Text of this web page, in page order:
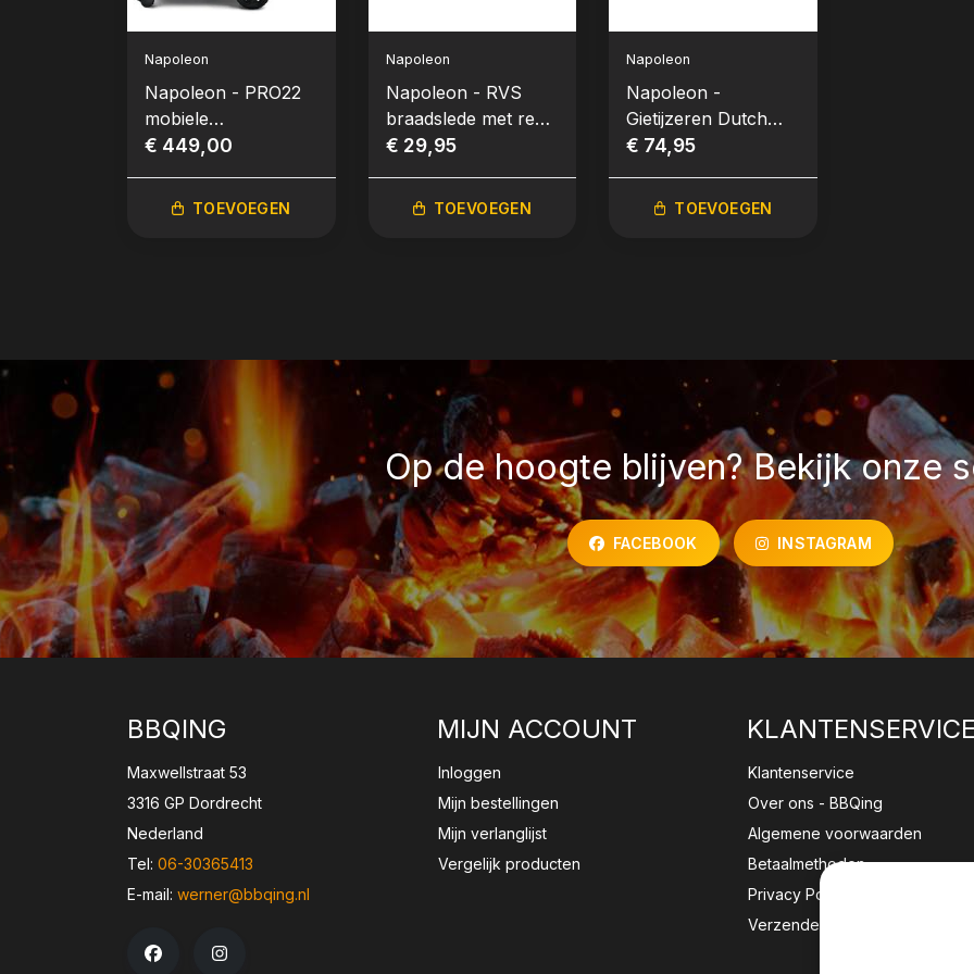
Napoleon
Napoleon - PRO22
mobiele
houtskoolbarbecue
€ 449,00
TOEVOEGEN
Napoleon
Napoleon - RVS
braadslede met rek
voor Freestyle™,
300/500/700-series
€ 29,95
TOEVOEGEN
Napoleon
Napoleon -
Gietijzeren Dutch
oven, Ø 24cm 4,5L
€ 74,95
TOEVOEGEN
Op de hoogte blijven? Bekijk onze
FACEBOOK INSTAGRAM
BBQING
Maxwellstraat 53
3316 GP Dordrecht
Nederland
Tel: 06-30365413
E-mail: werner@bbqing.nl
MIJN ACCOUNT
Inloggen
Mijn bestellingen
Mijn verlanglijst
Vergelijk producten
KLANTENSERVICE
Klantenservice
Over ons - BBQing
Algemene voorwaarden
Betaalmethoden
Privacy Policy
Verzenden & retourneren